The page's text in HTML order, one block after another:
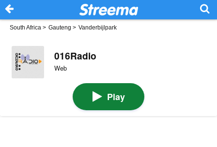
South Africa > Gauteng > Vanderbijlpark
016Radio
Web
Play